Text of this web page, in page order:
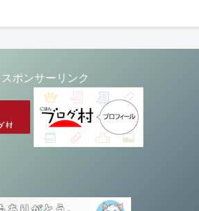
スポンサーリンク